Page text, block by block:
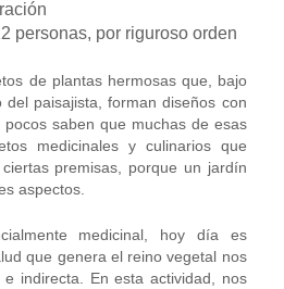
personas, por riguroso orden
de plantas hermosas que, bajo
paisajista, forman diseños con
saben que muchas de esas
medicinales y culinarios que
premisas, porque un jardín
aspectos.
medicinal, hoy día es
que genera el reino vegetal nos
indirecta. En esta actividad, nos